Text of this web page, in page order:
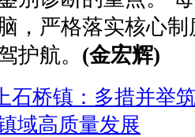
，严格落实核心
护航。 (金宏辉)
石桥镇：多措并举
域高质量发展